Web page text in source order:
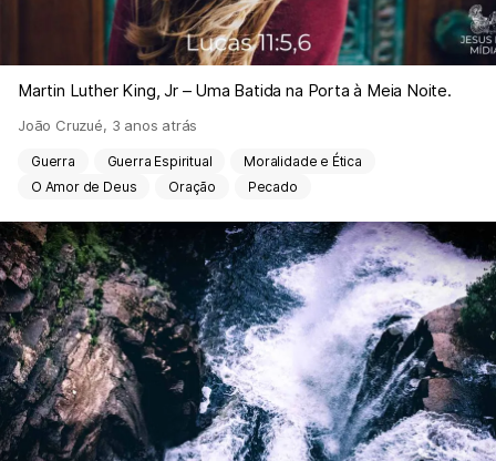
Martin Luther King, Jr – Uma Batida na Porta à Meia Noite.
João Cruzué, 3 anos atrás
Guerra Guerra Espiritual
Moralidade e Ética
O Amor de Deus
Oração Pecado